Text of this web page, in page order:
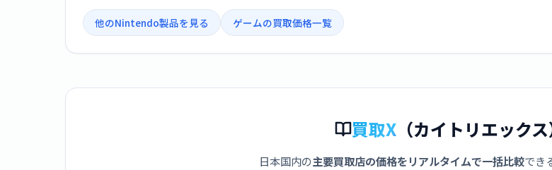
他のNintendo製品を見る ゲームの買取価格一覧
買取X （カイトリエック
日本国内の主要買取店の価格をリアルタイムで一括比較でき